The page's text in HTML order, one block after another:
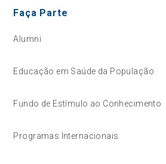
Faça Parte
Alumni
Educação em Saúde da População
Fundo de Estímulo ao Conhecimento
Programas Internacionais